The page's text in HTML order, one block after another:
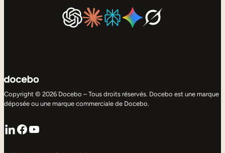
Copyright © 2026 Docebo – Tous droits réservés. Docebo est une marque
déposée ou une marque commerciale de Docebo.
LinkedIn
Facebook
YouTube